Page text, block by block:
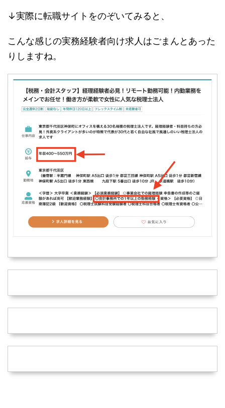
↓実際に転職サイトをのぞいてみると、
こんな感じの実務経験者向け求人はごまんとあった
りしますね。